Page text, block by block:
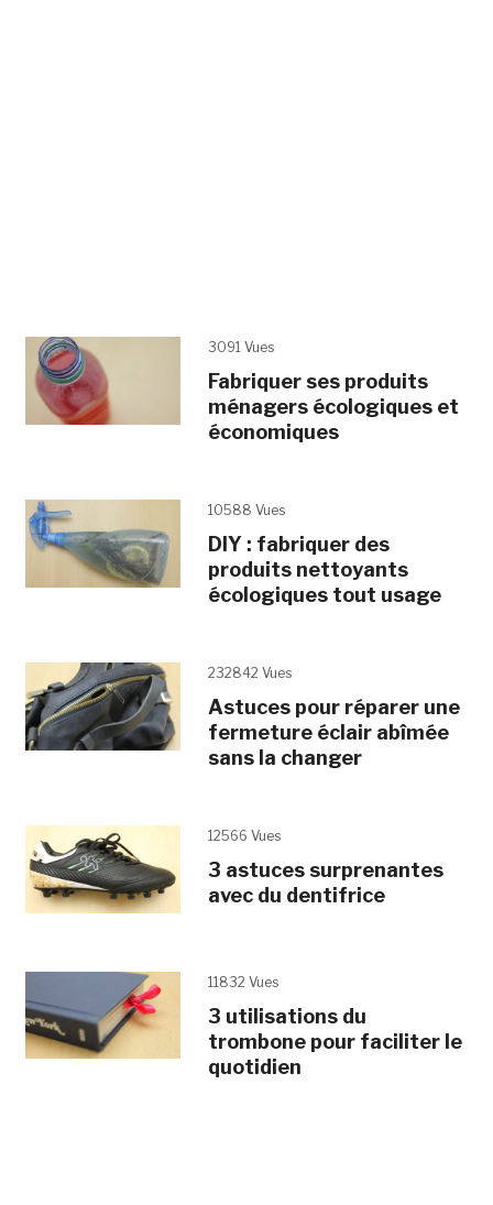
3091 Vues
Fabriquer ses produits
ménagers écologiques et
économiques
10588 Vues
DIY : fabriquer des
produits nettoyants
écologiques tout usage
232842 Vues
Astuces pour réparer une
fermeture éclair abîmée
sans la changer
12566 Vues
3 astuces surprenantes
avec du dentifrice
11832 Vues
3 utilisations du
trombone pour faciliter le
quotidien